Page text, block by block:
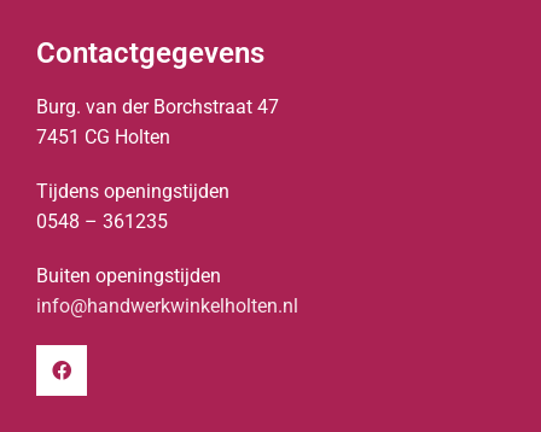
Contactgegevens
Burg. van der Borchstraat 47
7451 CG Holten
Tijdens openingstijden
0548 – 361235
Buiten openingstijden
info@handwerkwinkelholten.nl